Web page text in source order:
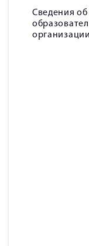
Сведения об
организации